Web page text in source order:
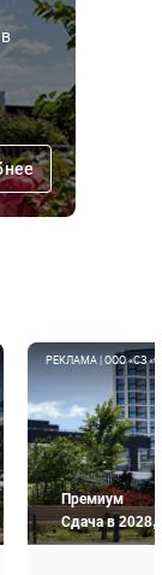
РЕКЛАМА | ООО «СЗ
Премиум
Сдача в 2028,